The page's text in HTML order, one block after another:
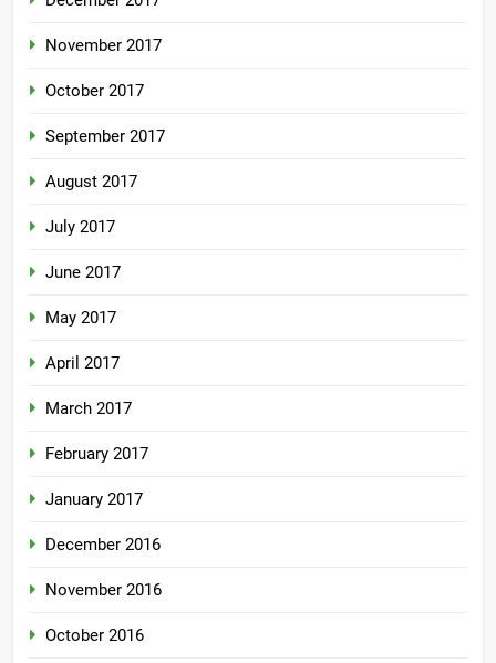
November 2017
October 2017
September 2017
August 2017
July 2017
June 2017
May 2017
April 2017
March 2017
February 2017
January 2017
December 2016
November 2016
October 2016